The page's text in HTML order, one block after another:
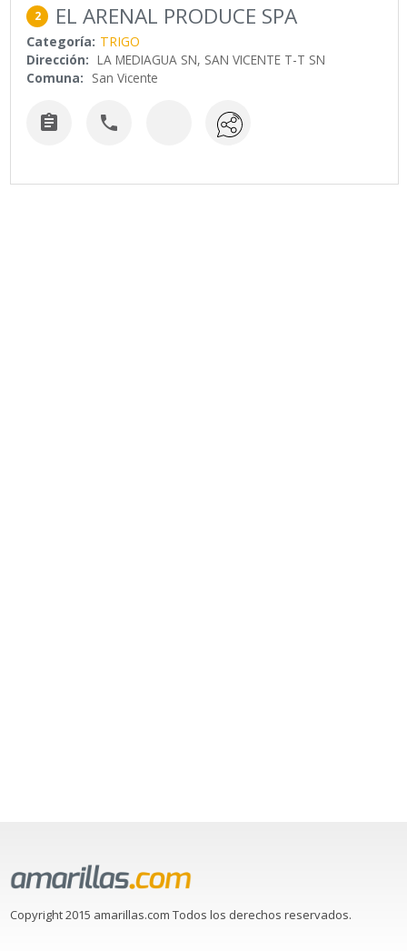
2 EL ARENAL PRODUCE SPA
Categoría: TRIGO
Dirección: LA MEDIAGUA SN, SAN VICENTE T-T SN
Comuna: San Vicente
 
Copyright 2015 amarillas.com Todos los derechos reservados.